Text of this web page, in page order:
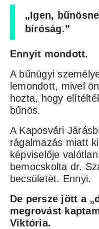
„Igen,
bíróság.”
Ennyit mondott.
A bűnügyi
lemondott, mivel
hozta, hogy
bűnös.
A Kaposvári
rágalmazás miatt
képviselője
bemocskolta dr.
becsületét. Ennyi.
De persze jött a
megrovást
Viktória.